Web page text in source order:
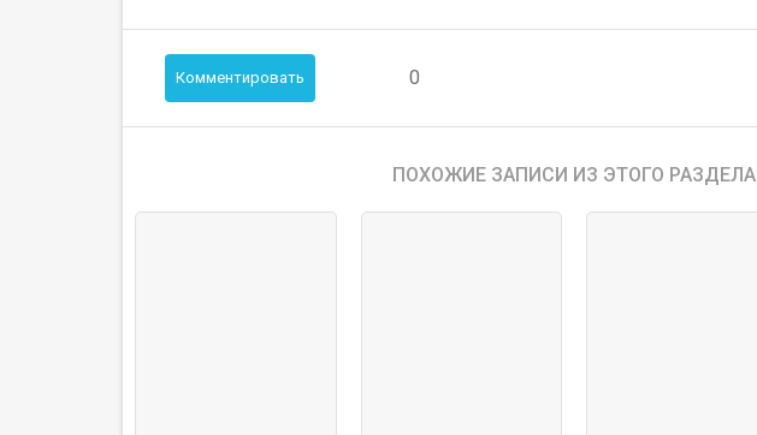
Комментировать 0
ПОХОЖИЕ ЗАПИСИ ИЗ ЭТОГО РАЗДЕЛА